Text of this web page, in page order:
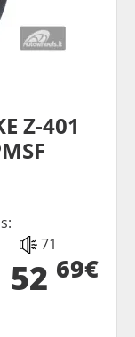
Z-401
71
52 69€